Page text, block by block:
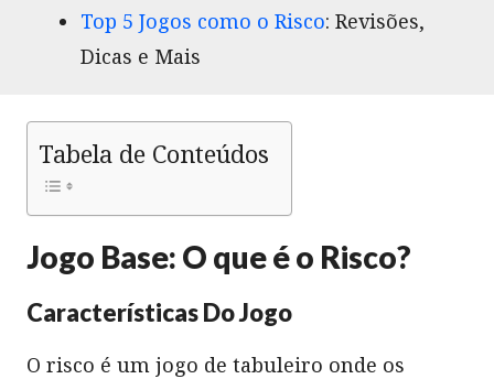
Top 5 Jogos como o Risco: Revisões,
Dicas e Mais
Tabela de Conteúdos
Jogo Base: O que é o Risco?
Características Do Jogo
O risco é um jogo de tabuleiro onde os